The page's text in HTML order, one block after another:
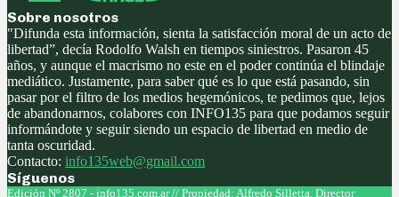
Sobre nosotros
"Difunda esta información, sienta la satisfacción moral de un acto de
libertad”, decía Rodolfo Walsh en tiempos siniestros. Pasaron 45
años, y aunque el macrismo no este en el poder continúa el blindaje
mediático. Justamente, para saber qué es lo que está pasando, sin
pasar por el filtro de los medios hegemónicos, te pedimos que, lejos
de abandonarnos, colabores con INFO135 para que podamos seguir
informándote y seguir siendo un espacio de libertad en medio de
tanta oscuridad.
Contacto: info135web@gmail.com
Síguenos
Facebook
Twitter
Instagram
Youtube
Edición Nº 2807 - info135.com.ar // Propiedad: Alfredo Silletta. Director